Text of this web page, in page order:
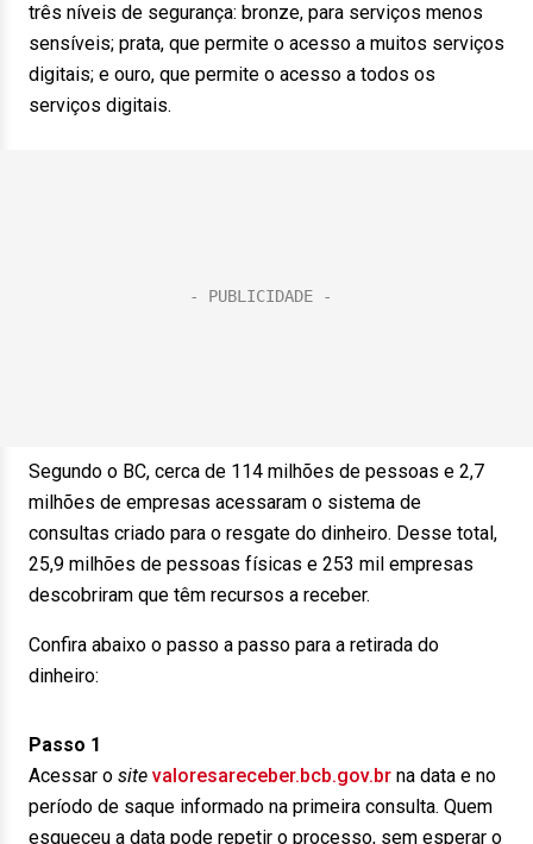
três níveis de segurança: bronze, para serviços menos
sensíveis; prata, que permite o acesso a muitos serviços
digitais; e ouro, que permite o acesso a todos os
serviços digitais.
Segundo o BC, cerca de 114 milhões de pessoas e 2,7
milhões de empresas acessaram o sistema de
consultas criado para o resgate do dinheiro. Desse total,
25,9 milhões de pessoas físicas e 253 mil empresas
descobriram que têm recursos a receber.
Confira abaixo o passo a passo para a retirada do
dinheiro:
Passo 1
Acessar o site valoresareceber.bcb.gov.br na data e no
período de saque informado na primeira consulta. Quem
esqueceu a data pode repetir o processo, sem esperar o